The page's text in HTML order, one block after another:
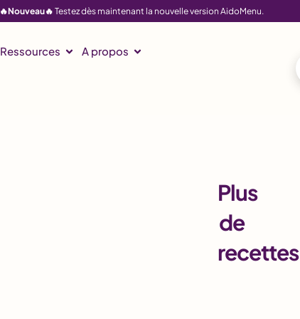
🔥Nouveau🔥 Testez dès maintenant la nouvelle version AidoMenu.
Ressources A propos
Plus
de
recettes